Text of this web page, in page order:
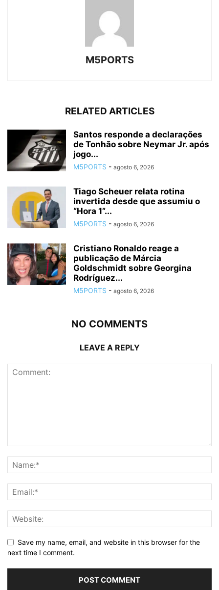
M5PORTS
RELATED ARTICLES
Santos responde a declarações
de Tonhão sobre Neymar Jr. após
jogo...
M5PORTS - agosto 6, 2026
Tiago Scheuer relata rotina
invertida desde que assumiu o
“Hora 1”...
M5PORTS - agosto 6, 2026
Cristiano Ronaldo reage a
publicação de Márcia
Goldschmidt sobre Georgina
Rodríguez...
M5PORTS - agosto 6, 2026
NO COMMENTS
LEAVE A REPLY
Save my name, email, and website in this browser for the
next time I comment.